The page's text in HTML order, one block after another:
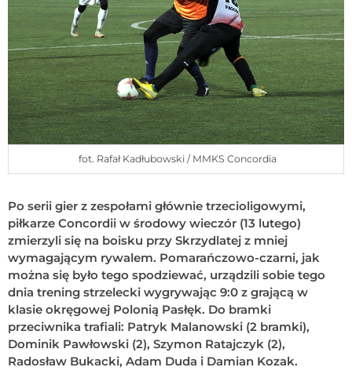
fot. Rafał Kadłubowski / MMKS Concordia
Po serii gier z zespołami głównie trzecioligowymi,
piłkarze Concordii w środowy wieczór (13 lutego)
zmierzyli się na boisku przy Skrzydlatej z mniej
wymagającym rywalem. Pomarańczowo-czarni, jak
można się było tego spodziewać, urządzili sobie tego
dnia trening strzelecki wygrywając 9:0 z grającą w
klasie okręgowej Polonią Pasłęk. Do bramki
przeciwnika trafiali: Patryk Malanowski (2 bramki),
Dominik Pawłowski (2), Szymon Ratajczyk (2),
Radosław Bukacki, Adam Duda i Damian Kozak.